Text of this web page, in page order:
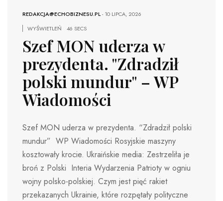
REDAKCJA@ECHOBIZNESU.PL-10 LIPCA, 2026
WYŚWIETLEŃ
46 SECS
Szef MON uderza w
prezydenta. "Zdradził
polski mundur" – WP
Wiadomości
Szef MON uderza w prezydenta. “Zdradził polski
mundur” WP Wiadomości Rosyjskie maszyny
kosztowały krocie. Ukraińskie media: Zestrzeliła je
broń z Polski Interia Wydarzenia Patrioty w ogniu
wojny polsko-polskiej. Czym jest pięć rakiet
przekazanych Ukrainie, które rozpętały polityczne